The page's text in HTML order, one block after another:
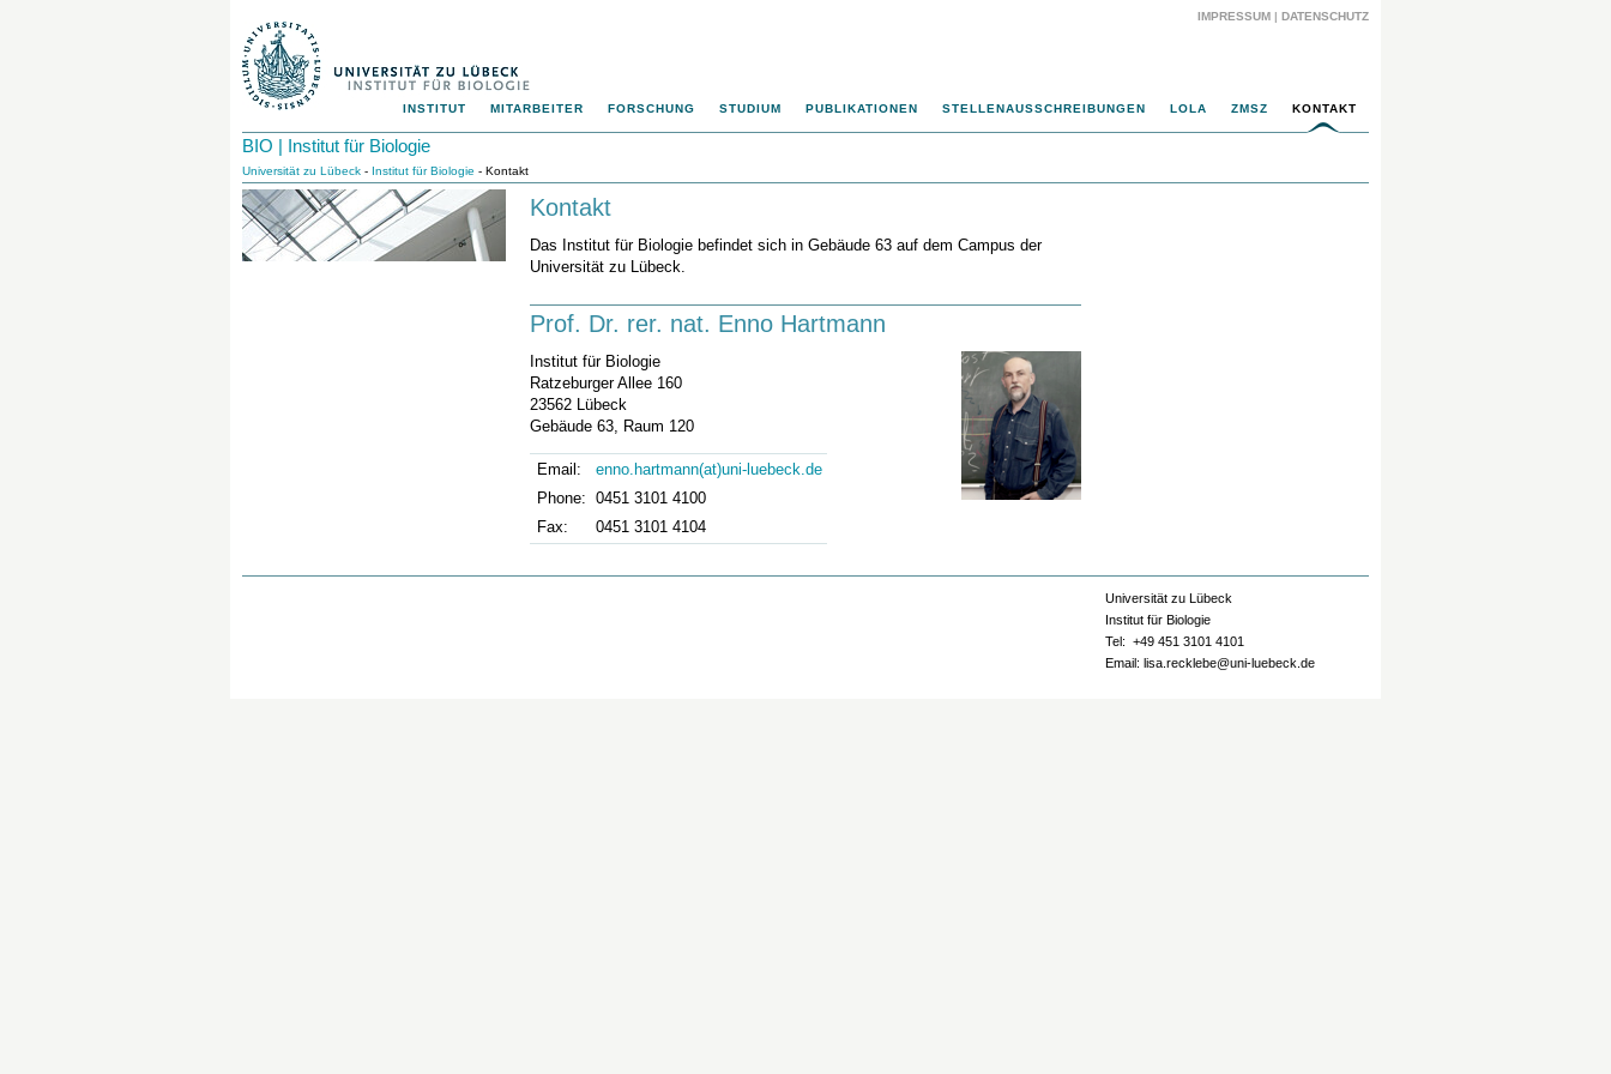
IMPRESSUM | DATENSCHUTZ
INSTITUT MITARBEITER FORSCHUNG STUDIUM PUBLIKATIONEN STELLENAUSSCHREIBUNGEN LOLA ZMSZ KONTAKT
BIO | Institut für Biologie
Universität zu Lübeck - Institut für Biologie - Kontakt
Kontakt
Das Institut für Biologie befindet sich in Gebäude 63 auf dem Campus der
Universität zu Lübeck.
Prof. Dr. rer. nat. Enno Hartmann
Institut für Biologie
Ratzeburger Allee 160
23562 Lübeck
Gebäude 63, Raum 120
Email:
enno.hartmann(at)uni-luebeck.de
Phone: 0451 3101 4100
Fax:
0451 3101 4104
Universität zu Lübeck
Institut für Biologie
Tel: +49 451 3101 4101
Email: lisa.recklebe@uni-luebeck.de